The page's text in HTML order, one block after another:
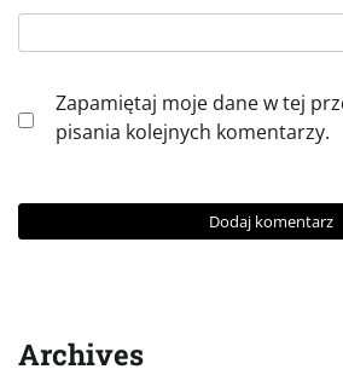
Zapamiętaj moje dane w tej
pisania kolejnych komentarzy.
Archives